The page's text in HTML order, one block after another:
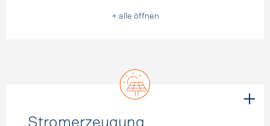
+ alle öffnen
Stromerzeugung